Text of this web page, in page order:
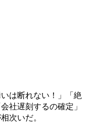
は断れない！」「絶
社遅刻するの確定」
次いだ。